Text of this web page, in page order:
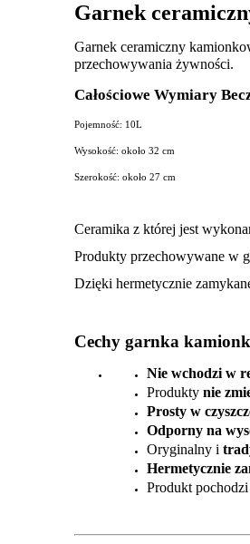
Garnek
Garnek ceramiczny
przechowywania żywności.
Całościowe Wymiary
Pojemność: 10L
Wysokość: około 32 cm
Szerokość: około 27 cm
Ceramika z której jest
Produkty przechowywane w
Dzięki hermetycznie
Cechy garnka
Nie wchodzi w
Produkty nie
Prosty w
Odporny na
Oryginalny i
Hermetycznie
Produkt